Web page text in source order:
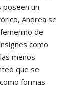
poseen un
Andrea se
de
como
menos
que se
formas